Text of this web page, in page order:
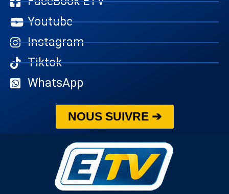
Youtube
Instagram
Tiktok
WhatsApp
NOUS SUIVRE ➔